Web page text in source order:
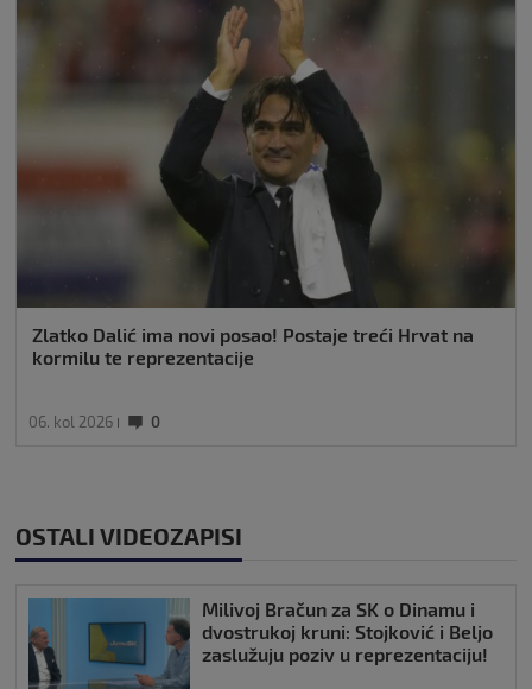
Zlatko Dalić ima novi posao! Postaje treći Hrvat na
kormilu te reprezentacije
06. kol 2026 0
OSTALI VIDEOZAPISI
Milivoj Bračun za SK o Dinamu i
dvostrukoj kruni: Stojković i Beljo
zaslužuju poziv u reprezentaciju!